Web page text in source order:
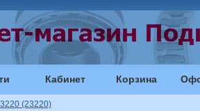
Кабинет Корзина
(23220)